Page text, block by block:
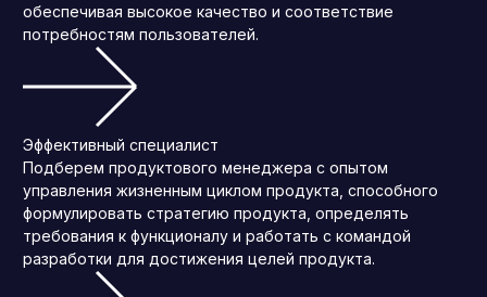
обеспечивая высокое качество и соответствие
потребностям пользователей.
Эффективный специалист
Подберем продуктового менеджера с опытом
управления жизненным циклом продукта, способного
формулировать стратегию продукта, определять
требования к функционалу и работать с командой
разработки для достижения целей продукта.